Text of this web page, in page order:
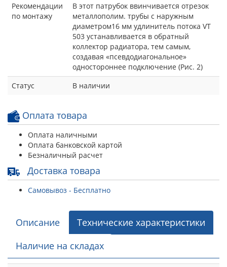
Рекомендации
по монтажу
В этот патрубок ввинчивается отрезок
металлополим. трубы с наружным
диаметром16 мм удлинитель потока VT
503 устанавливается в обратный
коллектор радиатора, тем самым,
создавая «псевдодиагональное»
одностороннее подключение (Рис. 2)
Статус
В наличии
Оплата товара
Оплата наличными
Оплата банковской картой
Безналичный расчет
Доставка товара
Самовывоз - Бесплатно
Описание
Технические характеристики
Наличие на складах